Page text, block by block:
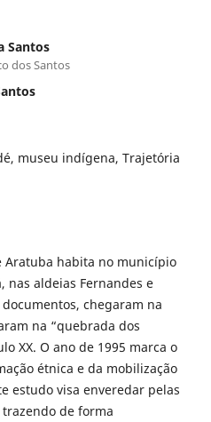
Santos
dos Santos
museu indígena, Trajetória
Aratuba habita no município
nas aldeias Fernandes e
chegaram na
na “quebrada dos
XX. O ano de 1995 marca o
étnica e da mobilização
estudo visa enveredar pelas
de forma